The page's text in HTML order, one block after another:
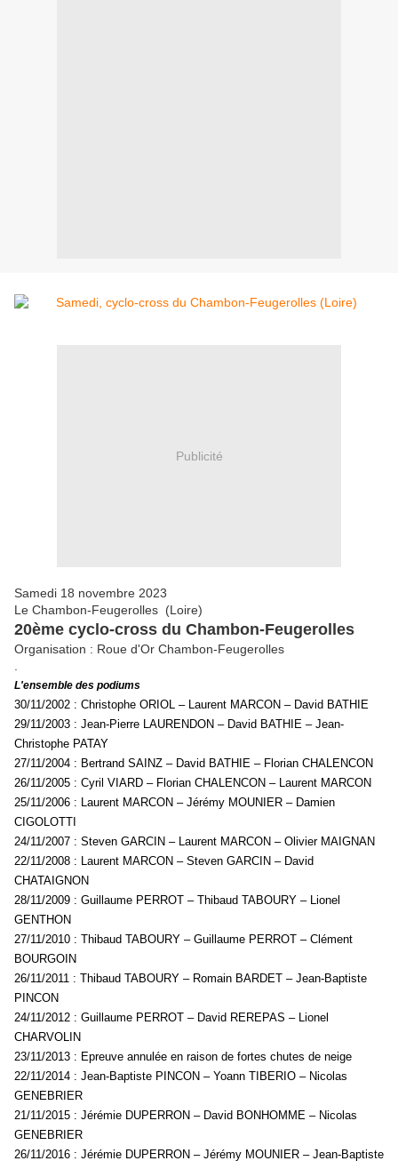
Publicité
Samedi 18 novembre 2023
Le Chambon-Feugerolles (Loire)
20ème cyclo-cross du Chambon-Feugerolles
Organisation : Roue d'Or Chambon-Feugerolles
L'ensemble des podiums
30/11/2002 : Christophe ORIOL – Laurent MARCON – David BATHIE
29/11/2003 : Jean-Pierre LAURENDON – David BATHIE – Jean-
Christophe PATAY
27/11/2004 : Bertrand SAINZ – David BATHIE – Florian CHALENCON
26/11/2005 : Cyril VIARD – Florian CHALENCON – Laurent MARCON
25/11/2006 : Laurent MARCON – Jérémy MOUNIER – Damien
CIGOLOTTI
24/11/2007 : Steven GARCIN – Laurent MARCON – Olivier MAIGNAN
22/11/2008 : Laurent MARCON – Steven GARCIN – David
CHATAIGNON
28/11/2009 : Guillaume PERROT – Thibaud TABOURY – Lionel
GENTHON
27/11/2010 : Thibaud TABOURY – Guillaume PERROT – Clément
BOURGOIN
26/11/2011 : Thibaud TABOURY – Romain BARDET – Jean-Baptiste
PINCON
24/11/2012 : Guillaume PERROT – David REREPAS – Lionel
CHARVOLIN
23/11/2013 : Epreuve annulée en raison de fortes chutes de neige
22/11/2014 : Jean-Baptiste PINCON – Yoann TIBERIO – Nicolas
GENEBRIER
21/11/2015 : Jérémie DUPERRON – David BONHOMME – Nicolas
GENEBRIER
26/11/2016 : Jérémie DUPERRON – Jérémy MOUNIER – Jean-Baptiste